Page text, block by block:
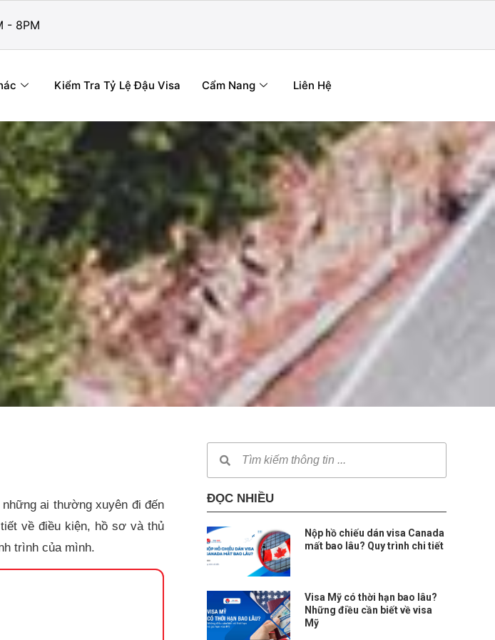
- 8PM
Kiểm Tra Tỷ Lệ Đậu Visa Cẩm Nang Liên Hệ
ai thường xuyên đi đến
về điều kiện, hồ sơ và thủ
trình của mình.
ĐỌC NHIỀU
Nộp hồ chiếu dán visa Canada
mất bao lâu? Quy trình chi tiết
Visa Mỹ có thời hạn bao lâu?
Những điều cần biết về visa
Mỹ